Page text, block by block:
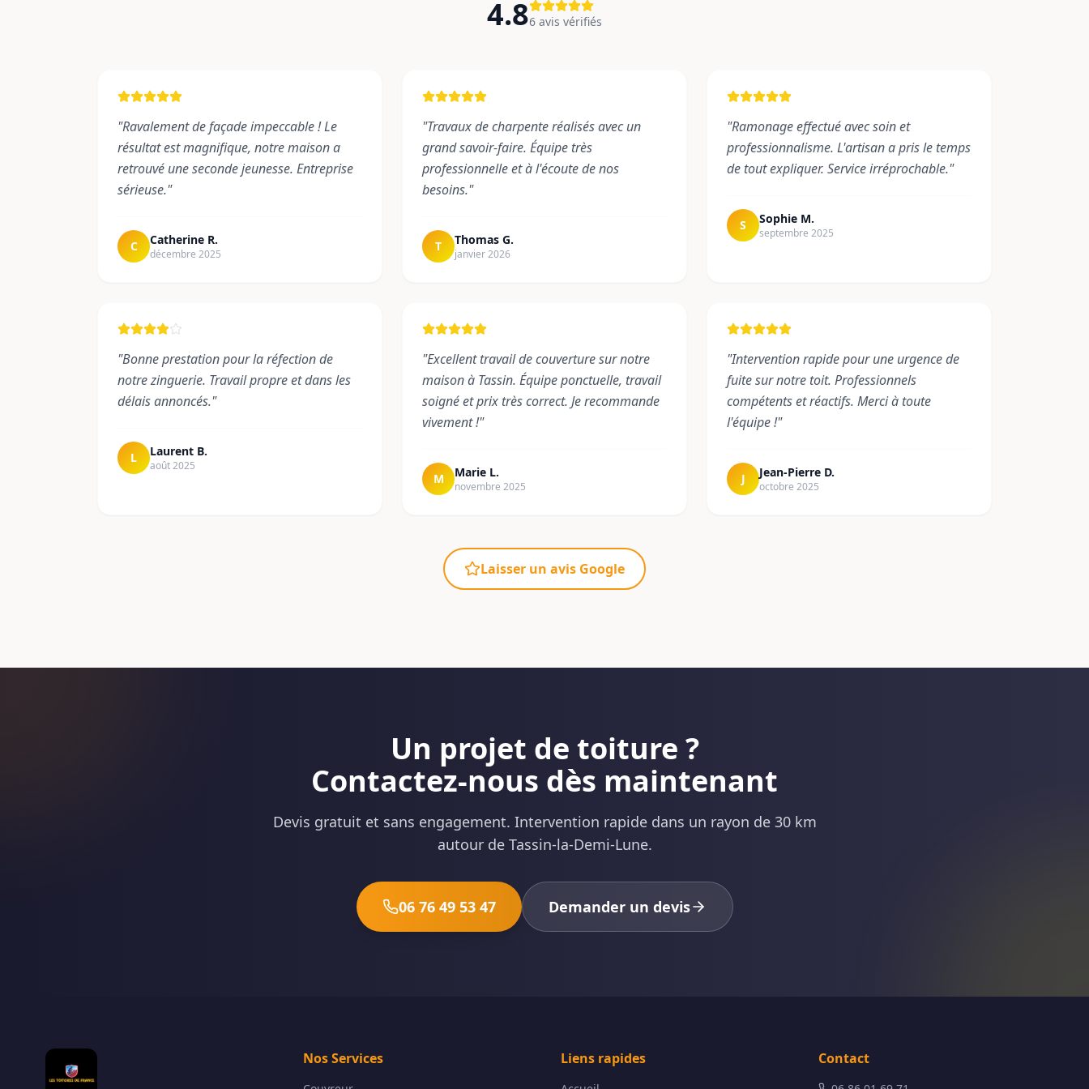
4.86 avis vérifiés
"Ravalement de façade impeccable ! Le
résultat est magnifique, notre maison a
retrouvé une seconde jeunesse. Entreprise
sérieuse."
C Catherine R.
décembre 2025
"Travaux de charpente réalisés avec un
grand savoir-faire. Équipe très
professionnelle et à l'écoute de nos
besoins."
T Thomas G.
janvier 2026
"Ramonage effectué avec soin et
professionnalisme. L'artisan a pris le temps
de tout expliquer. Service irréprochable."
S Sophie M.
septembre 2025
"Bonne prestation pour la réfection de
notre zinguerie. Travail propre et dans les
délais annoncés."
L Laurent B.
août 2025
"Excellent travail de couverture sur notre
maison à Tassin. Équipe ponctuelle, travail
soigné et prix très correct. Je recommande
vivement !"
M Marie L.
novembre 2025
"Intervention rapide pour une urgence de
fuite sur notre toit. Professionnels
compétents et réactifs. Merci à toute
l'équipe !"
J Jean-Pierre D.
octobre 2025
Laisser un avis Google
Un projet de toiture ?
Contactez-nous dès maintenant
Devis gratuit et sans engagement. Intervention rapide dans un rayon de 30 km
autour de Tassin-la-Demi-Lune.
06 76 49 53 47 Demander un devis
Nos Services Liens rapides Contact